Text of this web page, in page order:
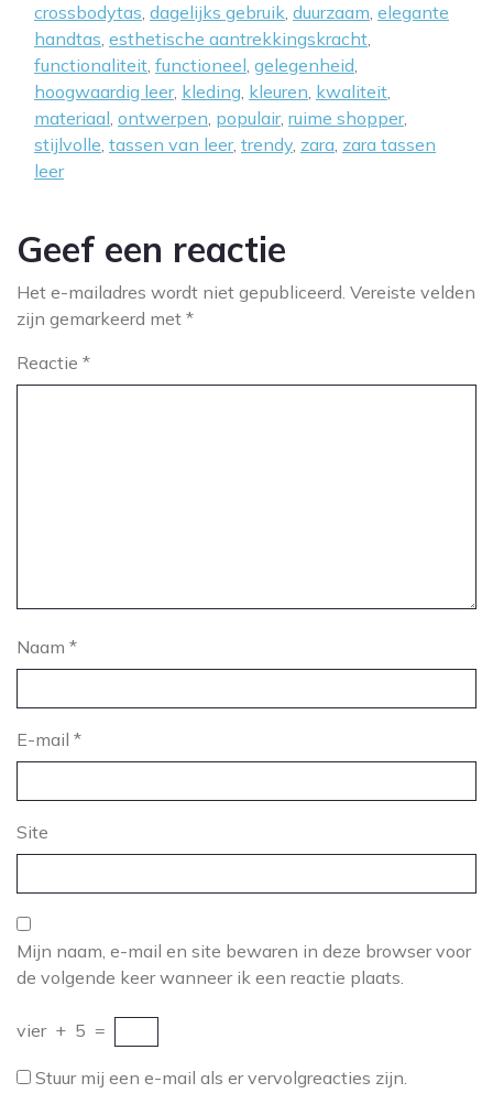
crossbodytas, dagelijks gebruik, duurzaam, elegante
handtas, esthetische aantrekkingskracht,
functionaliteit, functioneel, gelegenheid,
hoogwaardig leer, kleding, kleuren, kwaliteit,
materiaal, ontwerpen, populair, ruime shopper,
stijlvolle, tassen van leer, trendy, zara, zara tassen
leer
Geef een reactie
Het e-mailadres wordt niet gepubliceerd. Vereiste velden
zijn gemarkeerd met *
Reactie *
Naam *
E-mail *
Site
Mijn naam, e-mail en site bewaren in deze browser voor
de volgende keer wanneer ik een reactie plaats.
vier + 5 =
Stuur mij een e-mail als er vervolgreacties zijn.